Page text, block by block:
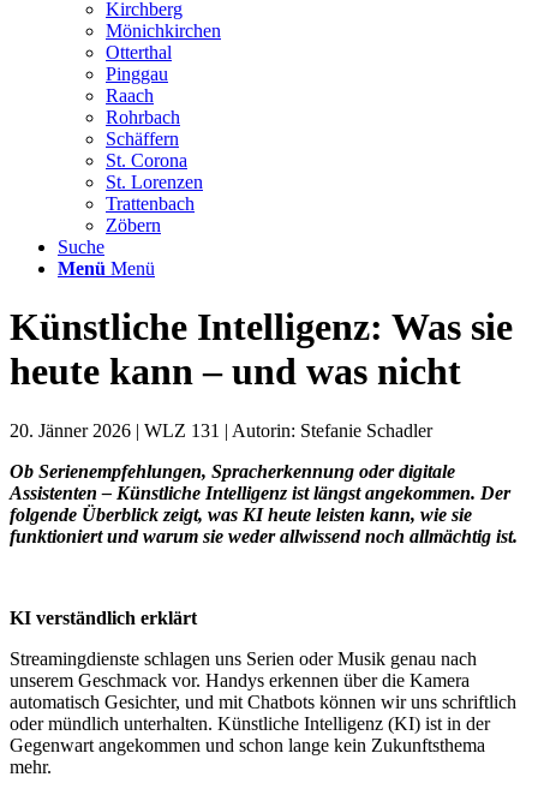
Kirchberg
Mönichkirchen
Otterthal
Pinggau
Raach
Rohrbach
Schäffern
St. Corona
St. Lorenzen
Trattenbach
Zöbern
Suche
Menü Menü
Künstliche Intelligenz: Was sie
heute kann – und was nicht
20. Jänner 2026 | WLZ 131 | Autorin: Stefanie Schadler
Ob Serienempfehlungen, Spracherkennung oder digitale
Assistenten – Künstliche Intelligenz ist längstangekommen. Der
folgende Überblick zeigt, was KI heute leisten kann, wie sie
funktioniert und warum sie weder allwissend noch allmächtig ist.
KI verständlich erklärt
Streamingdienste schlagen uns Serien oder Musik genau nach
unserem Geschmack vor. Handys erkennen über die Kamera
automatisch Gesichter, und mit Chatbots können wir uns schriftlich
oder mündlich unterhalten. Künstliche Intelligenz (KI) ist in der
Gegenwart angekommen und schon lange kein Zukunftsthema
mehr.